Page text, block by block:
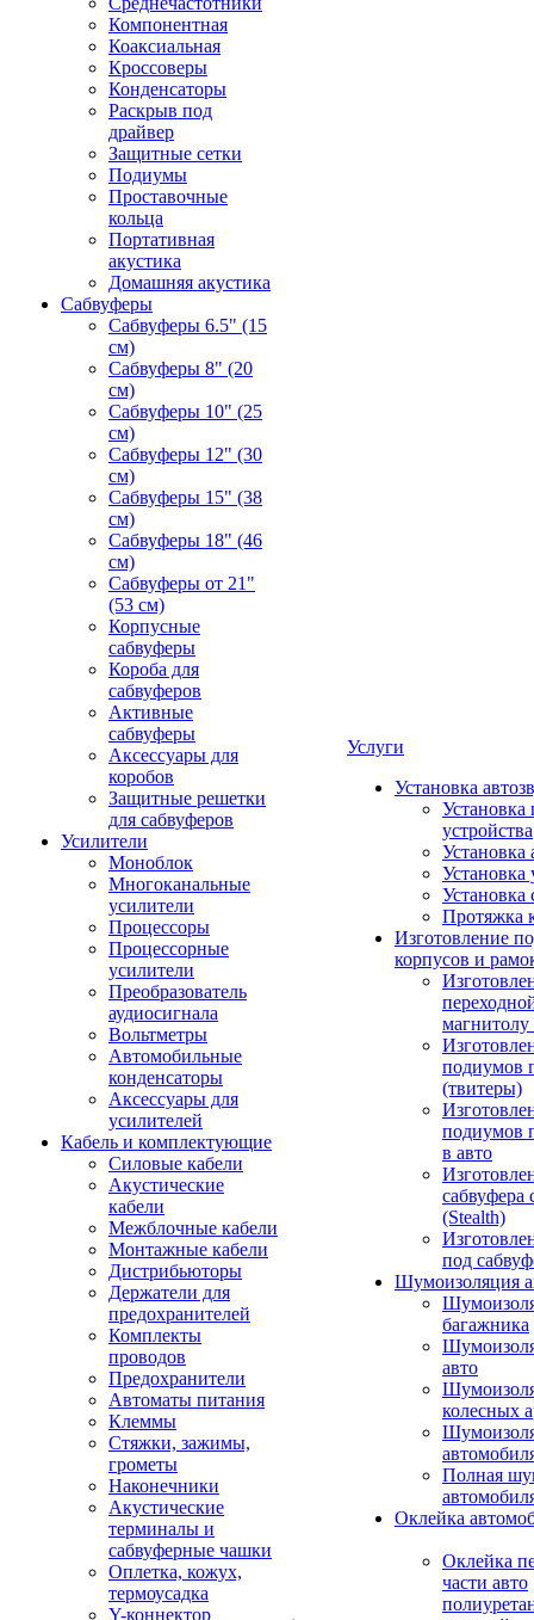
Компонентная
Коаксиальная
Кроссоверы
Конденсаторы
Раскрыв под
драйвер
Защитные сетки
Подиумы
Проставочные
кольца
Портативная
акустика
Домашняя акустика
Сабвуферы
Сабвуферы 6.5" (15
см)
Сабвуферы 8" (20
см)
Сабвуферы 10" (25
см)
Сабвуферы 12" (30
см)
Сабвуферы 15" (38
см)
Сабвуферы 18" (46
см)
Сабвуферы от 21"
(53 см)
Корпусные
сабвуферы
Короба для
сабвуферов
Активные
сабвуферы
Аксессуары для
коробов
Защитные решетки
для сабвуферов
Усилители
Моноблок
Многоканальные
усилители
Процессоры
Процессорные
усилители
Преобразователь
аудиосигнала
Вольтметры
Автомобильные
конденсаторы
Аксессуары для
усилителей
Кабель и комплектующие
Силовые кабели
Акустические
кабели
Межблочные кабели
Монтажные кабели
Дистрибьюторы
Держатели для
предохранителей
Комплекты
проводов
Предохранители
Автоматы питания
Клеммы
Стяжки, зажимы,
грометы
Наконечники
Акустические
терминалы и
сабвуферные чашки
Оплетка, кожух,
термоусадка
Y-коннектор
Услуги
Установка
Установка
устройства
Установка
Установка
Установка
Протяжка
Изготовление
корпусов и
подиумов
(твитеры)
подиумов
в авто
сабвуфера
(Stealth)
под
Шумоизоляция
багажника
авто
колесных
Полная
Оклейка
Оклейка
части авто